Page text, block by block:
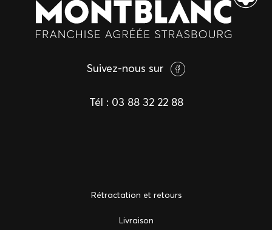
Suivez-nous sur
Tél : 03 88 32 22 88
Rétractation et retours
Livraison